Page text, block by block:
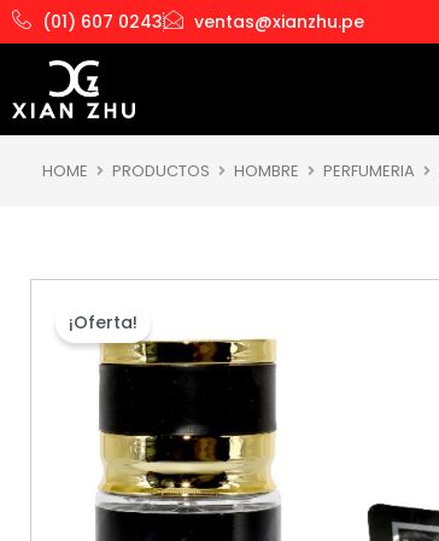
al
contenido
(01) 607 0243 ventas@xianzhu.pe
HOME PRODUCTOS HOMBRE PERFUMERIA
¡Oferta!